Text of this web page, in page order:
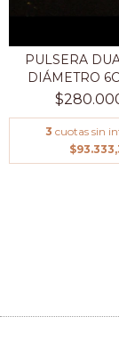
PULSERA
DIÁMETRO
DE...
3 cuotas sin